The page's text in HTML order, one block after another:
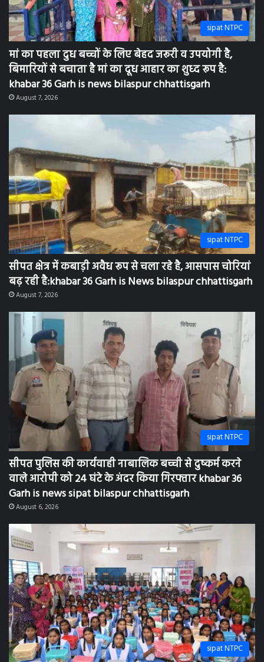
sipat NTPC
मां का पहला दुध बच्चों के लिए बेहद जरूरी व उपयोगी है,
बिमारियों से बचाता है मां का दूध आहार का शुध्द रूप है:
khabar 36 Garh is news bilaspur chhattisgarh
August 7, 2026
sipat NTPC
सीपत क्षेत्र में कबाड़ी अवैध रूप से चला रहे है, आसपास चोरियां
बढ़ रही है:khabar 36 Garh is News bilaspur chhattisgarh
August 7, 2026
sipat NTPC
सीपत पुलिस की कार्यवाही नाबालिक बच्ची से दुष्कर्म करने
वाले आरोपी को 24 घंटे के अंदर किया गिरफ्तार khabar 36
Garh is news sipat bilaspur chhattisgarh
August 6, 2026
sipat NTPC